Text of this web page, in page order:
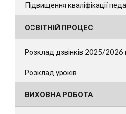
Підвищення кваліфікації
ОСВІТНІЙ ПРОЦЕС
Розклад дзвінків 2025/2026
Розклад уроків
ВИХОВНА РОБОТА